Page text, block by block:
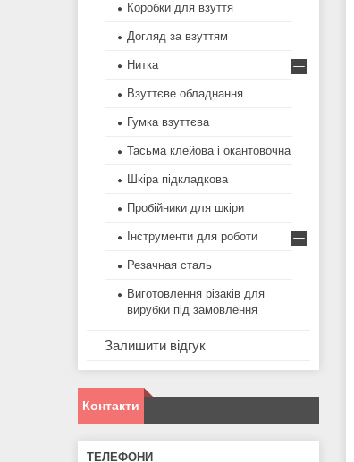
Коробки для взуття
Догляд за взуттям
Нитка
Взуттєве обладнання
Гумка взуттєва
Тасьма клейова і окантовочна
Шкіра підкладкова
Пробійники для шкіри
Інструменти для роботи
Резачная сталь
Виготовлення різаків для
вирубки під замовлення
Залишити відгук
Контакти